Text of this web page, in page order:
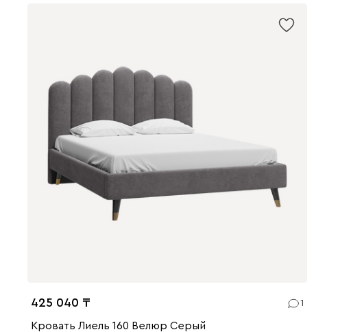
425 040 1
Кровать Лиель 160 Велюр Серый